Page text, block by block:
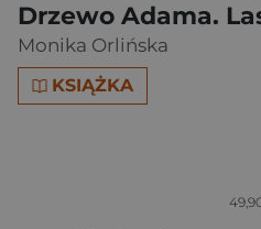
Drzewo Adama.
Monika Orlińska
KSIĄŻKA